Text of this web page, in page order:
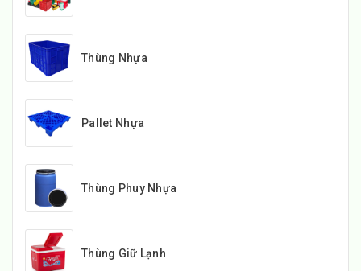
Thùng Nhựa
Pallet Nhựa
Thùng Phuy Nhựa
Thùng Giữ Lạnh